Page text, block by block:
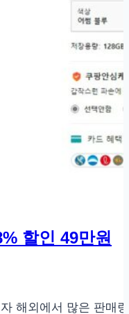
할인 49만원
해외에서 많은 판매